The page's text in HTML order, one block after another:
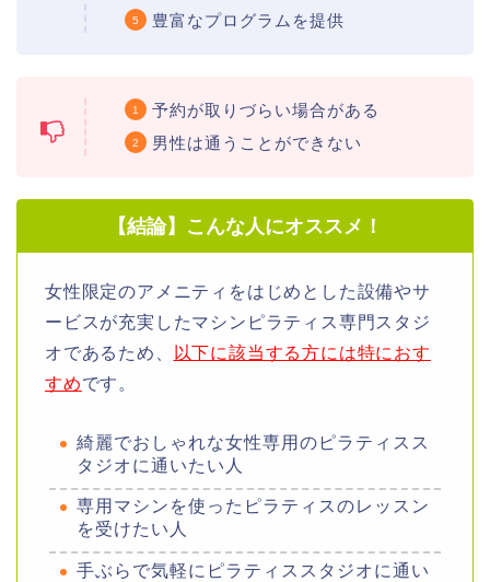
豊富なプログラムを提供
予約が取りづらい場合がある
男性は通うことができない
【結論】こんな人にオススメ！
女性限定のアメニティをはじめとした設備やサ
ービスが充実したマシンピラティス専門スタジ
オであるため、
以下に該当する方には特におす
すめです。
綺麗でおしゃれな女性専用のピラティスス
タジオに通いたい人
専用マシンを使ったピラティスのレッスン
を受けたい人
手ぶらで気軽にピラティススタジオに通い